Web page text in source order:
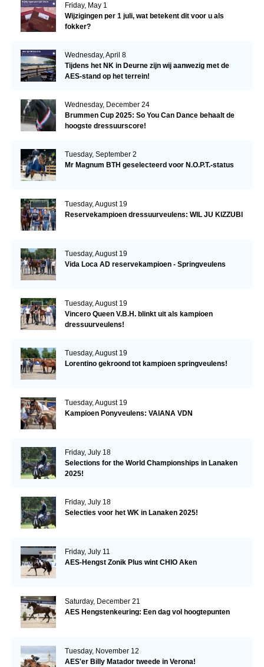
Friday, May 1
Wijzigingen per 1 juli, wat betekent dit voor u als
fokker?
Wednesday, April 8
Tijdens het NK in Deurne zijn wij aanwezig met de
AES-stand op het terrein!
Wednesday, December 24
Brummen Cup 2025: So You Can Dance behaalt de
hoogste dressuurscore!
Tuesday, September 2
Mr Magnum BTH geselecteerd voor N.O.P.T.-status
Tuesday, August 19
Reservekampioen dressuurveulens: WIL JU KIZZUBI
Tuesday, August 19
Vida Loca AD reservekampioen - Springveulens
Tuesday, August 19
Vincero Queen V.B.H. blinkt uit als kampioen
dressuurveulens!
Tuesday, August 19
Lorentino gekroond tot kampioen springveulens!
Tuesday, August 19
Kampioen Ponyveulens: VAIANA VDN
Friday, July 18
Selections for the World Championships in Lanaken
2025!
Friday, July 18
Selecties voor het WK in Lanaken 2025!
Friday, July 11
AES-Hengst Zonik Plus wint CHIO Aken
Saturday, December 21
AES Hengstenkeuring: Een dag vol hoogtepunten
Tuesday, November 12
AES'er Billy Matador tweede in Verona!